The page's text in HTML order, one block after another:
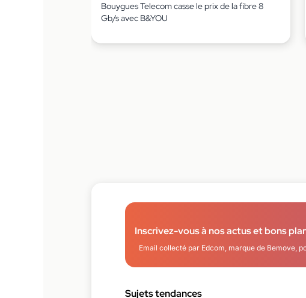
Bouygues Telecom casse le prix de la fibre 8
Gb/s avec B&YOU
Inscrivez-vous à nos actus et bons
Email collecté par Edcom, marque de Bemove,
Sujets tendances